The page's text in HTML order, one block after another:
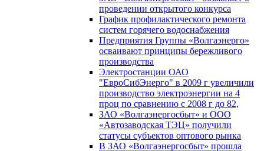
проведении открытого конкурса
График профилактического ремонта
систем горячего водоснабжения
Предприятия Группы «Волгаэнерго»
осваивают принципы бережливого
производства
Электростанции ОАО
"ЕвроСибЭнерго" в 2009 г увеличили
производство электроэнергии на 4
проц по сравнению с 2008 г до 82,
ЗАО «Волгаэнергосбыт» и ООО
«Автозаводская ТЭЦ» получили
статусы субъектов оптового рынка
В ЗАО «Волгаэнергосбыт» прошла